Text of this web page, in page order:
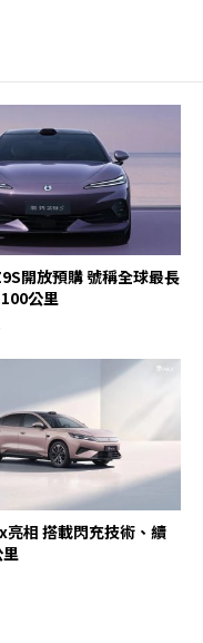
開放預購 號稱全球最長
公里
亮相 搭載閃充技術、續